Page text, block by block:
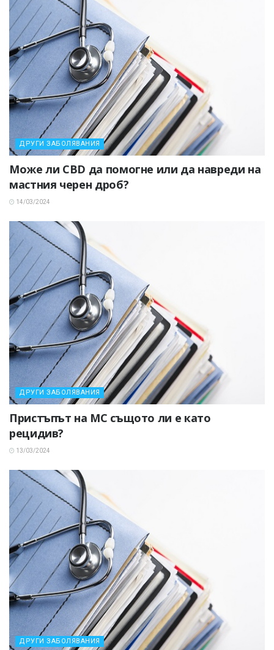
ДРУГИ ЗАБОЛЯВАНИЯ
Може ли CBD да помогне или да навреди на
мастния черен дроб?
14/03/2024
ДРУГИ ЗАБОЛЯВАНИЯ
Пристъпът на МС същото ли е като
рецидив?
13/03/2024
ДРУГИ ЗАБОЛЯВАНИЯ